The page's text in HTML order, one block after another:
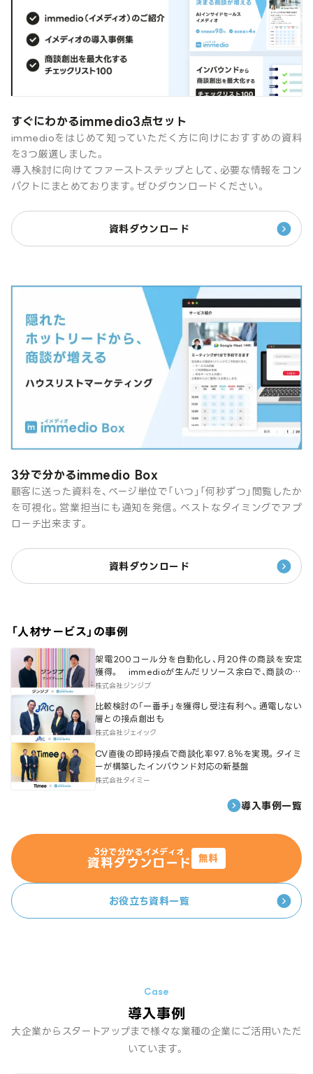
すぐにわかるimmedio3点セット
immedioをはじめて知っていただく方に向けにおすすめの資料
を3つ厳選しました。
導入検討に向けてファーストステップとして、必要な情報をコン
パクトにまとめております。ぜひダウンロードください。
資料ダウンロード
3分で分かるimmedio Box
顧客に送った資料を、ページ単位で「いつ」「何秒ずつ」閲覧したか
を可視化。営業担当にも通知を発信。ベストなタイミングでアプ
ローチ出来ます。
資料ダウンロード
「人材サービス 」の事例
架電200コール分を自動化し、月20件の商談を安定
獲得。 immedioが生んだリソース余白で、商談の質
と量を底上げ
株式会社ジンジブ
比較検討の「一番手」を獲得し受注有利へ。通電しない
層との接点創出も
株式会社ジェイック
CV直後の即時接点で商談化率97.8％を実現。タイミ
ーが構築したインバウンド対応の新基盤
株式会社タイミー
導入事例一覧
3分で分かるイメディオ
資料ダウンロード 無料
お役立ち資料一覧
導入事例
大企業からスタートアップまで様々な業種の企業にご活用いただ
いています。